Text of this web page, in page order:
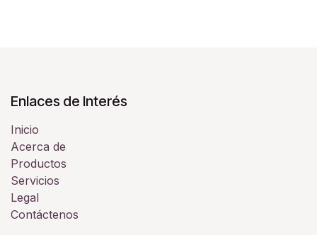
Enlaces de Interés
Inicio
Acerca de
Productos
Servicios
Legal
Contáctenos